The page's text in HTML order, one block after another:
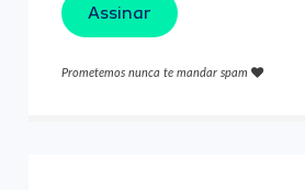
Assinar
Prometemos nunca te mandar spam